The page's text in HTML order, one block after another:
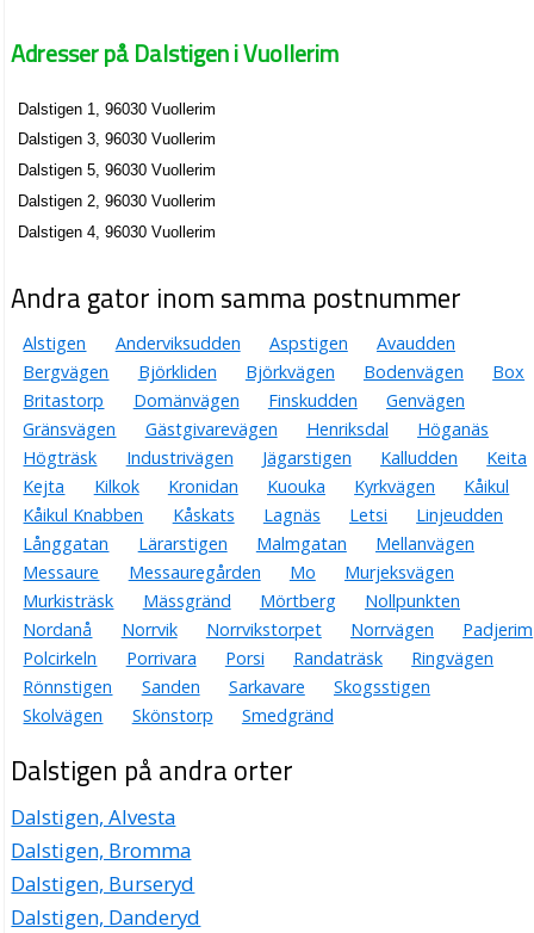
Adresser på Dalstigen i Vuollerim
Dalstigen 1, 96030 Vuollerim
Dalstigen 3, 96030 Vuollerim
Dalstigen 5, 96030 Vuollerim
Dalstigen 2, 96030 Vuollerim
Dalstigen 4, 96030 Vuollerim
Andra gator inom samma postnummer
Alstigen Anderviksudden Aspstigen
Avaudden
Bergvägen
Björkliden Björkvägen Bodenvägen
Box
Britastorp
Domänvägen Finskudden
Genvägen
Gränsvägen
Gästgivarevägen Henriksdal
Höganäs
Högträsk
Industrivägen Jägarstigen Kalludden
Keita
Kejta
Kilkok Kronidan Kuouka Kyrkvägen
Kåikul
Kåikul Knabben
Kåskats Lagnäs Letsi
Linjeudden
Långgatan
Lärarstigen Malmgatan
Mellanvägen
Messaure
Messauregården Mo
Murjeksvägen
Murkisträsk
Mässgränd Mörtberg
Nollpunkten
Nordanå
Norrvik Norrvikstorpet Norrvägen
Padjerim
Polcirkeln
Porrivara Porsi Randaträsk
Ringvägen
Rönnstigen
Sanden Sarkavare
Skogsstigen
Skolvägen
Skönstorp Smedgränd
Dalstigen på andra orter
Dalstigen, Alvesta
Dalstigen, Bromma
Dalstigen, Burseryd
Dalstigen, Danderyd